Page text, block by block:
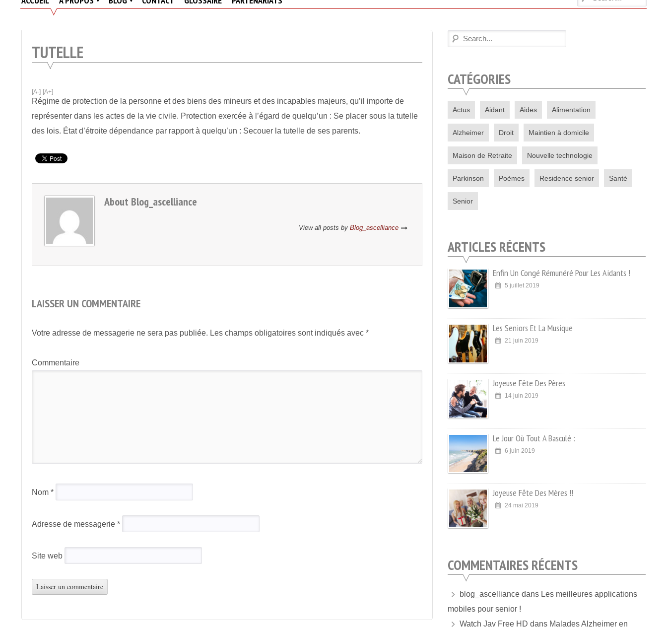
Actualités
Et
TUTELLE
[A-] [A+]
Régime de protection de la personne et des biens des mineurs et des incapables majeurs, qu’il importe de
représenter dans les actes de la vie civile. Protection exercée à l’égard de quelqu’un : Se placer sous la tutelle
des lois. État d’étroite dépendance par rapport à quelqu’un : Secouer la tutelle de ses parents.
About Blog_ascelliance
View all posts by Blog_ascelliance
LAISSER UN COMMENTAIRE
Votre adresse de messagerie ne sera pas publiée. Les champs obligatoires sont indiqués avec *
Commentaire
Nom *
Adresse de messagerie *
Site web
CATÉGORIES
Actus Aidant Aides Alimentation
Alzheimer Droit Maintien à domicile
Maison de Retraite Nouvelle technologie
Parkinson Poèmes Residence senior Santé
Senior
ARTICLES RÉCENTS
Enfin Un Congé Rémunéré Pour Les Aidants !
5 juillet 2019
Les Seniors Et La Musique
21 juin 2019
Joyeuse Fête Des Pères
14 juin 2019
Le Jour Où Tout A Basculé :
6 juin 2019
Joyeuse Fête Des Mères !!
24 mai 2019
COMMENTAIRES RÉCENTS
blog_ascelliancedans Les meilleures applications
mobiles pour senior !
Watch Jav Free HD dans Malades Alzheimer en